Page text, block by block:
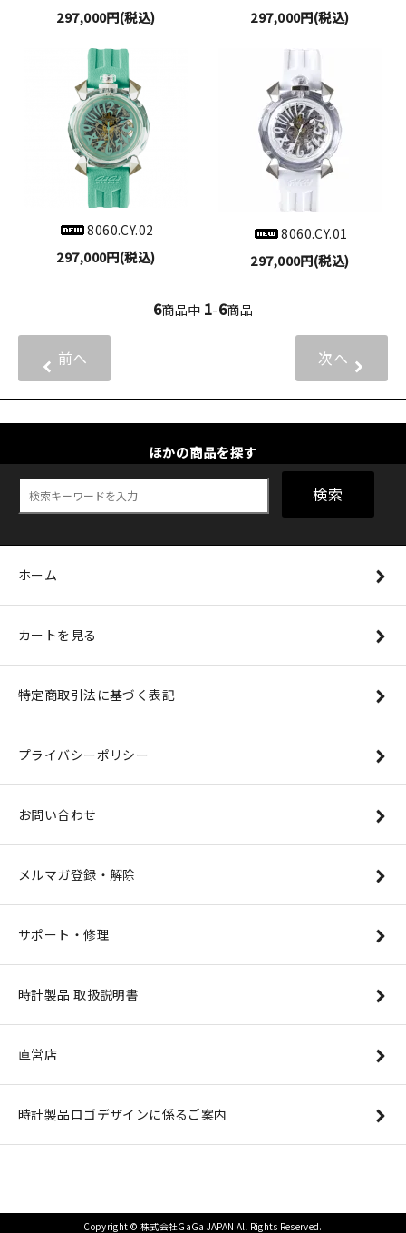
297,000円(税込)
297,000円(税込)
8060.CY.02
297,000円(税込)
8060.CY.01
297,000円(税込)
6商品中 1-6商品
前へ 次へ
ほかの商品を探す
検索
ホーム
カートを見る
特定商取引法に基づく表記
プライバシーポリシー
お問い合わせ
メルマガ登録・解除
サポート・修理
時計製品 取扱説明書
直営店
時計製品ロゴデザインに係るご案内
Copyright © 株式会社GaGa JAPAN All Rights Reserved.